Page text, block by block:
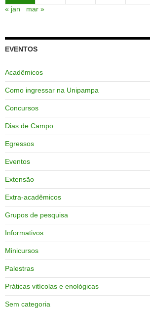
« jan
mar »
EVENTOS
Acadêmicos
Como ingressar na Unipampa
Concursos
Dias de Campo
Egressos
Eventos
Extensão
Extra-acadêmicos
Grupos de pesquisa
Informativos
Minicursos
Palestras
Práticas vitícolas e enológicas
Sem categoria